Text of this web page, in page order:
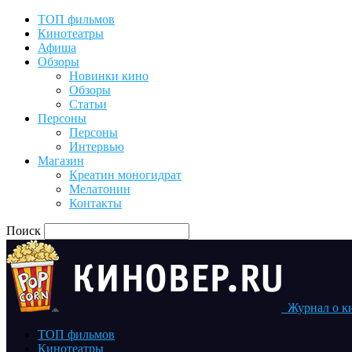
ТОП фильмов
Кинотеатры
Афиша
Обзоры
Новинки кино
Обзоры
Статьи
Персоны
Персоны
Интервью
Магазин
Креатин моногидрат
Мелатонин
Контакты
Поиск
Журнал о
ТОП фильмов
Кинотеатры